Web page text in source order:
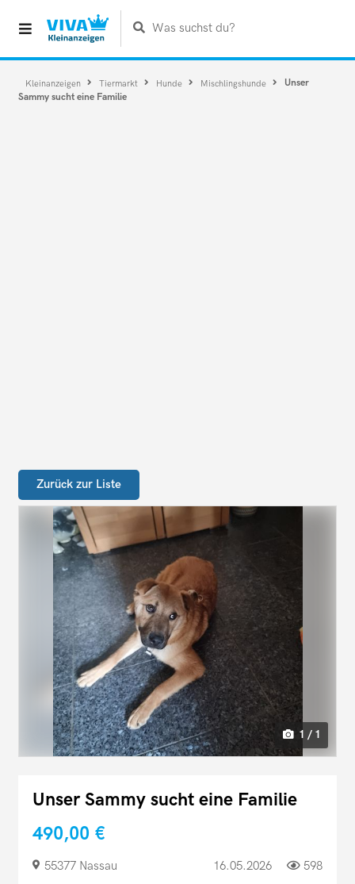
Was suchst du?
Kleinanzeigen Tiermarkt Hunde Mischlingshunde
Unser
Sammy sucht eine Familie
Zurück zur Liste
1 / 1
Unser Sammy sucht eine Familie
490,00 €
55377 Nassau 16.05.2026 598